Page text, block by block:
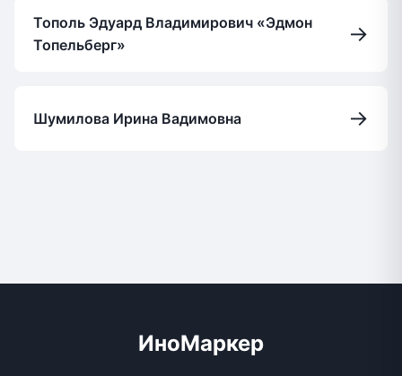
Тополь Эдуард Владимирович «Эдмон
Топельберг»
→
Шумилова Ирина Вадимовна →
ИноМаркер